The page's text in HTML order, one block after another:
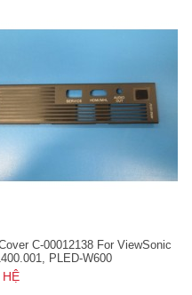
C-00012138 For ViewSonic
PLED-W600
HỆ